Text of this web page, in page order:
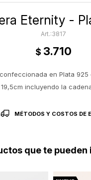
Eternity -
3817
$ 3.710
en Plata 925
incluyendo la
MÉTODOS Y COSTOS DE
que te pueden